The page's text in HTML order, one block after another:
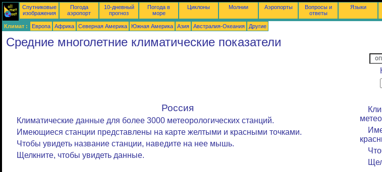
Спутниковые
изображения
Погода
аэропорт
10-дневный
прогноз
Погода в
море
Циклоны Молнии Аэропорты
Вопросы и
ответы
Языки
Климат : Европа Африка Северная Америка Южная Америка Азия Австралия-Океания Другие
Средние многолетние климатические показатели
Россия
Климатические данные для более 3000 метеорологических станций.
Имеющиеся станции представлены на карте желтыми и красными точками.
Чтобы увидеть название станции, наведите на нее мышь.
Щелкните, чтобы увидеть данные.